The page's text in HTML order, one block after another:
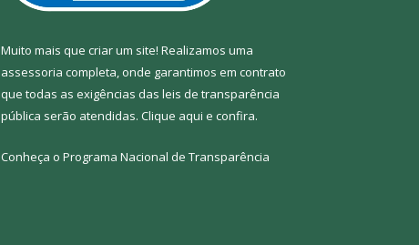
Muito mais que criar um site! Realizamos uma
assessoria completa, onde garantimos em contrato
que todas as exigências das leis de transparência
pública serão atendidas. Clique aqui e confira.
Conheça o Programa Nacional de Transparência